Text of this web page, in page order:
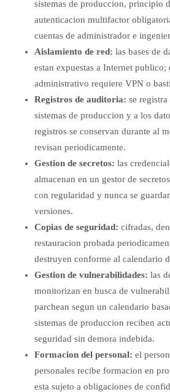
sistemas de produccion, principio
autenticacion multifactor
cuentas de administrador e
Aislamiento de red: las bases de
estan expuestas a Internet publico;
administrativo requiere VPN o
Registros de auditoria: se
sistemas de produccion y a los
registros se conservan durante al
revisan periodicamente.
Gestion de secretos: las
almacenan en un gestor de
con regularidad y nunca se
versiones.
Copias de seguridad: cifradas,
restauracion probada
destruyen conforme al calendario
Gestion de vulnerabilidades: las
monitorizan en busca de
parchean segun un calendario
sistemas de produccion reciben
seguridad sin demora indebida.
Formacion del personal: el
personales recibe formacion en
esta sujeto a obligaciones de